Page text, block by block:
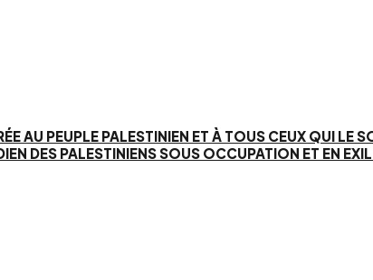
AU PEUPLE PALESTINIEN ET À TOUS CEUX QUI LE
DES PALESTINIENS SOUS OCCUPATION ET EN